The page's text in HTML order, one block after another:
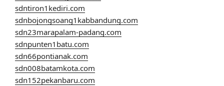
sdntiron1kediri.com
sdnbojongsoang1kabbandung.com
sdn23marapalam-padang.com
sdnpunten1batu.com
sdn66pontianak.com
sdn008batamkota.com
sdn152pekanbaru.com